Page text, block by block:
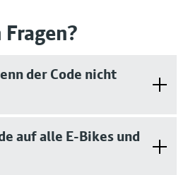
der Code nicht
auf alle E-Bikes und